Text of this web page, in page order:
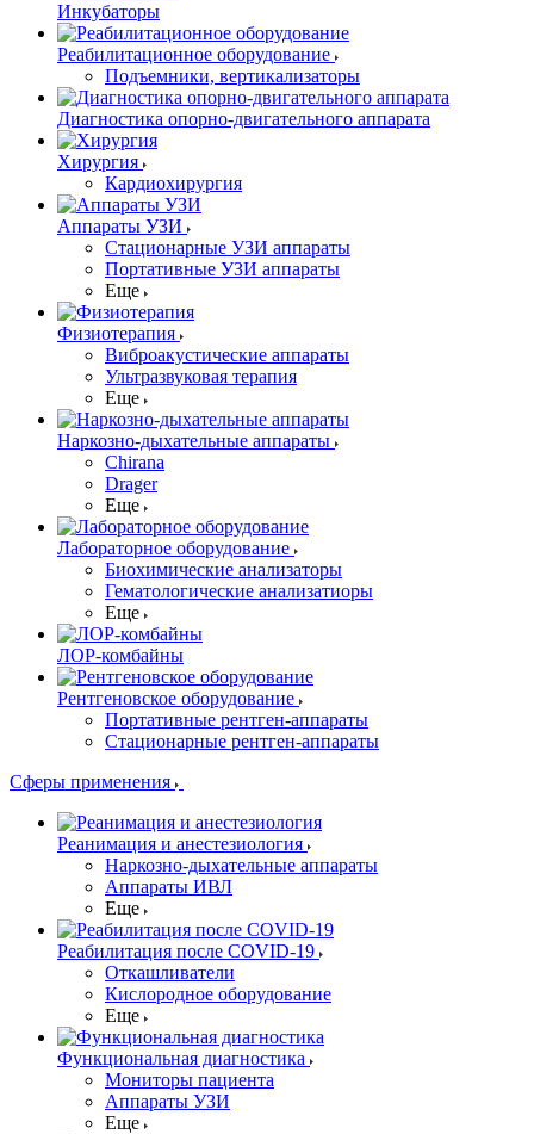
Инкубаторы
Реабилитационное оборудование
Подъемники, вертикализаторы
Диагностика опорно-двигательного аппарата
Хирургия
Кардиохирургия
Аппараты УЗИ
Стационарные УЗИ аппараты
Портативные УЗИ аппараты
Еще
Физиотерапия
Виброакустические аппараты
Ультразвуковая терапия
Еще
Наркозно-дыхательные аппараты
Chirana
Drager
Еще
Лабораторное оборудование
Биохимические анализаторы
Гематологические анализатиоры
Еще
ЛОР-комбайны
Рентгеновское оборудование
Портативные рентген-аппараты
Стационарные рентген-аппараты
Сферы применения
Реанимация и анестезиология
Наркозно-дыхательные аппараты
Аппараты ИВЛ
Еще
Реабилитация после COVID-19
Откашливатели
Кислородное оборудование
Еще
Функциональная диагностика
Мониторы пациента
Аппараты УЗИ
Еще